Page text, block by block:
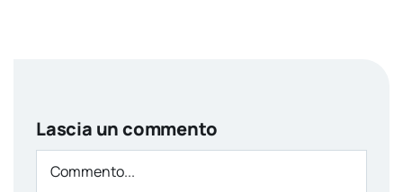
Lascia un commento
Comment